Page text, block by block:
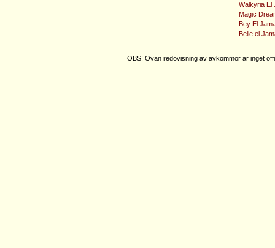
Walkyria El
Magic
Bey El
Belle el
OBS! Ovan redovisning av avkommor är inget